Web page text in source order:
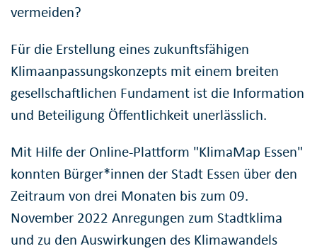
vermeiden?
Für die Erstellung eines zukunftsfähigen
Klimaanpassungskonzepts mit einem breiten
gesellschaftlichen Fundament ist die Information
und Beteiligung Öffentlichkeit unerlässlich.
Mit Hilfe der Online-Plattform "KlimaMap Essen"
konnten Bürger*innen der Stadt Essen über den
Zeitraum von drei Monaten bis zum 09.
November 2022 Anregungen zum Stadtklima
und zu den Auswirkungen des Klimawandels